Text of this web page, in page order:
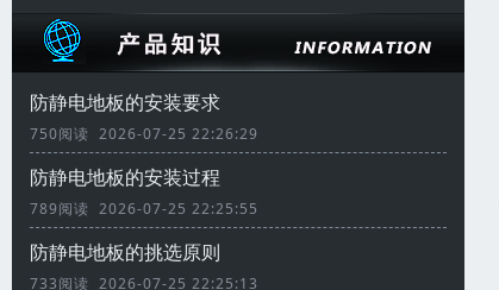
防静电地板的安装要求
750阅读 2026-07-25 22:26:29
防静电地板的安装过程
789阅读 2026-07-25 22:25:55
防静电地板的挑选原则
733阅读 2026-07-25 22:25:13